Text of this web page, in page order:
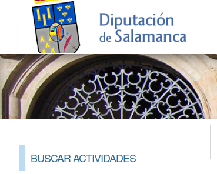
BUSCAR ACTIVIDADES